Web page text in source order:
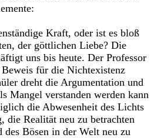
Kraft, oder ist es bloß
der göttlichen Liebe? Die
uns bis heute. Der Professor
für die Nichtexistenz
dreht die Argumentation und
Mangel verstanden werden kann
die Abwesenheit des Lichts
die Realität neu zu betrachten
Bösen in der Welt neu zu